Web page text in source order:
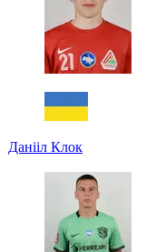
Данііл Клок